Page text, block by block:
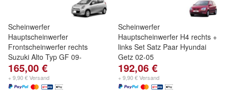
Scheinwerfer
Hauptscheinwerfer
Frontscheinwerfer rechts
Suzuki Alto Typ GF 09-
165,00 €
+ 9,90 € Versand
Scheinwerfer
Hauptscheinwerfer H4 rechts +
links Set Satz Paar Hyundai
Getz 02-05
192,06 €
+ 9,90 € Versand